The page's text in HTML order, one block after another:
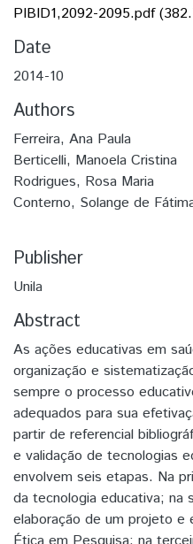
PIBID1,2092-2095.pdf
Date
2014-10
Authors
Ferreira, Ana Paula
Berticelli, Manoela Cristina
Rodrigues, Rosa Maria
Conterno, Solange de
Publisher
Unila
Abstract
As ações educativas em
organização e
sempre o processo
adequados para sua
partir de referencial
e validação de tecnologias
envolvem seis etapas. Na
da tecnologia educativa; na
elaboração de um projeto e